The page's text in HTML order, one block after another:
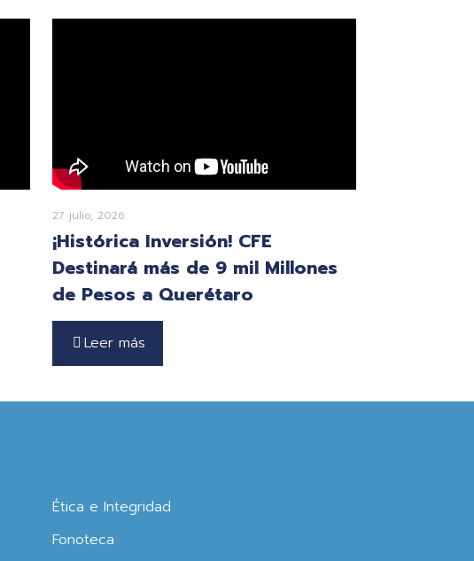
27 julio, 2026
¡Histórica Inversión! CFE
Destinará más de 9 mil Millones
de Pesos a Querétaro
Leer más
Ética e Integridad
Fonoteca